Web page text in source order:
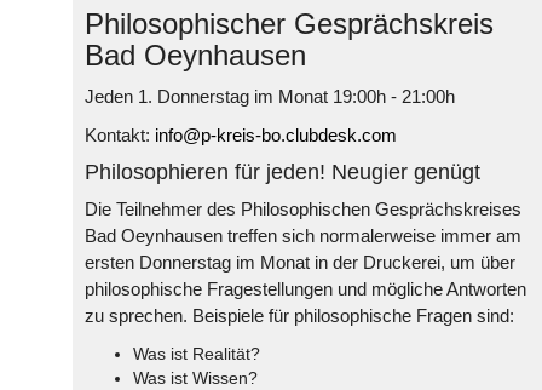
Philosophischer Gesprächskreis
Bad Oeynhausen
Jeden 1. Donnerstag im Monat 19:00h - 21:00h
Kontakt: info@p-kreis-bo.clubdesk.com
Philosophieren für jeden! Neugier genügt
Die Teilnehmer des Philosophischen Gesprächskreises
Bad Oeynhausen treffen sich normalerweise immer am
ersten Donnerstag im Monat in der Druckerei, um über
philosophische Fragestellungen und mögliche Antworten
zu sprechen. Beispiele für philosophische Fragen sind:
Was ist Realität?
Was ist Wissen?